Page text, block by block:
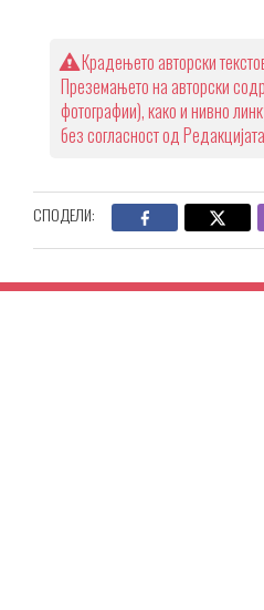
Крадењето авторски
Преземањето на авторски
фотографии), како и нивно
без согласност од
СПОДЕЛИ: